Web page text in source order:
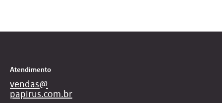
Atendimento
vendas@
papirus.com.br